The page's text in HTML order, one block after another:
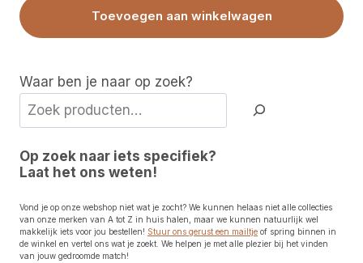
Toevoegen aan winkelwagen
Waar ben je naar op zoek?
Op zoek naar iets specifiek?
Laat het ons weten!
Vond je op onze webshop niet wat je zocht? We kunnen helaas niet alle collecties
van onze merken van A tot Z in huis halen, maar we kunnen natuurlijk wel
makkelijk iets voor jou bestellen! Stuur ons gerust een mailtje of spring binnen in
de winkel en vertel ons wat je zoekt. We helpen je met alle plezier bij het vinden
van jouw gedroomde match!